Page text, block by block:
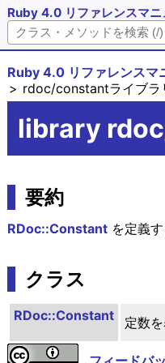
Ruby 4.0 リファレンスマニ
Ruby 4.0 リファレンスマ
rdoc/constantライブラ
library
要約
RDoc::Constantを定義す
クラス
RDoc::Constant 定数